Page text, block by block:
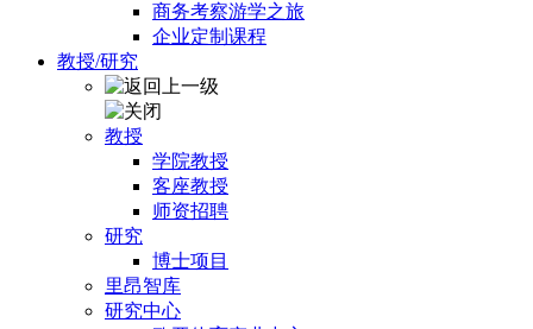
商务考察游学之旅
企业定制课程
教授/研究
教授
学院教授
客座教授
师资招聘
研究
博士项目
里昂智库
研究中心